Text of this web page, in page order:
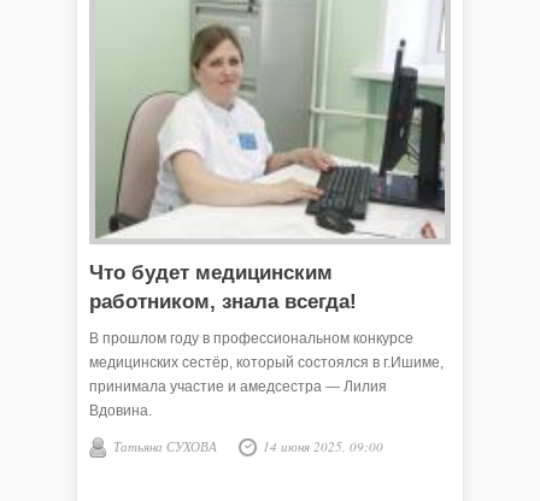
Что будет медицинским
работником, знала всегда!
В прошлом году в профессиональном конкурсе
медицинских сестёр, который состоялся в г.Ишиме,
принимала участие и амедсестра — Лилия
Вдовина.
Татьяна СУХОВА 14 июня 2025, 09:00